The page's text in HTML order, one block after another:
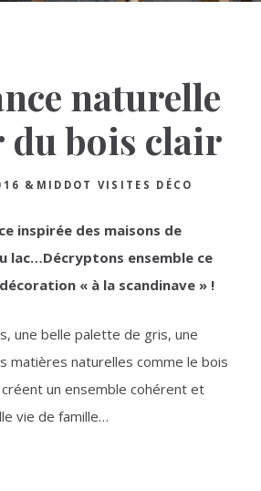
naturelle
du bois clair
&MIDDOT VISITES DÉCO
inspirée des maisons de
lac…Décryptons ensemble ce
« à la scandinave » !
une belle palette de gris, une
matières naturelles comme le bois
un ensemble cohérent et
vie de famille…